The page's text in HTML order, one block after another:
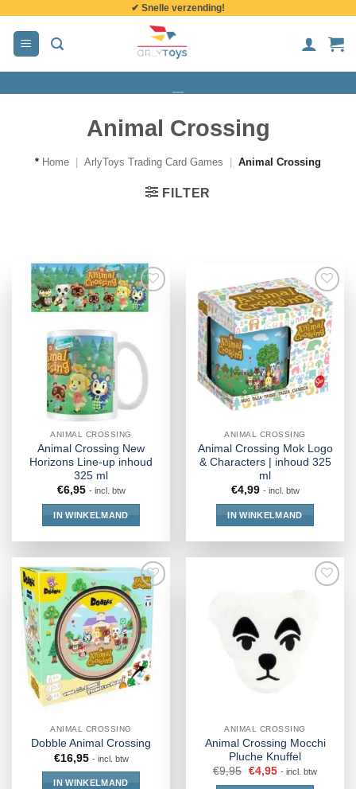
inhoud
✔ Snelle verzending!
Animal Crossing
* Home ArlyToys Trading Card Games Animal Crossing
FILTER
ANIMAL CROSSING
Animal Crossing New
Horizons Line-up inhoud
325 ml
€6,95 - incl. btw
IN WINKELMAND
ANIMAL CROSSING
Animal Crossing Mok Logo
& Characters | inhoud 325
ml
€4,99 - incl. btw
IN WINKELMAND
ANIMAL CROSSING
Dobble Animal Crossing
€16,95 - incl. btw
IN WINKELMAND
ANIMAL CROSSING
Animal Crossing Mocchi
Pluche Knuffel
€9,95 €4,95 - incl. btw